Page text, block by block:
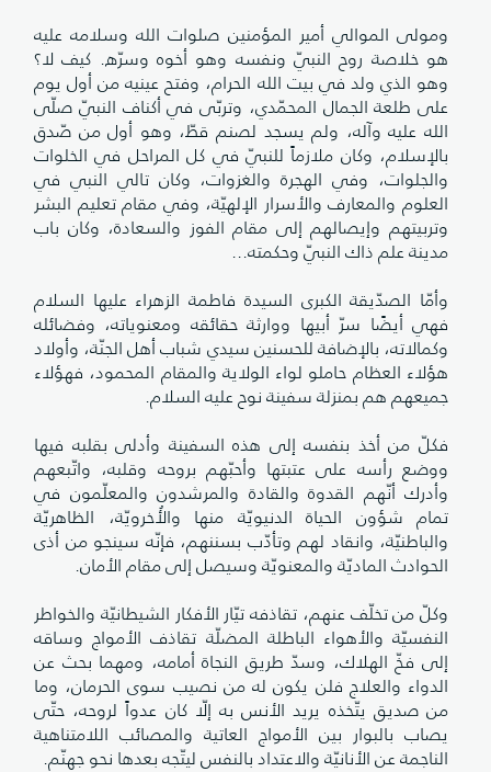
ومولى الموالي أمير المؤمنين صلوات الله وسلامه عليه
هو خلاصة روح النبيّ ونفسه وهو أخوه وسرّه. كيف لا؟
وهو الذي ولد في بيت الله الحرام، وفتح عينيه من أول يوم
على طلعة الجمال المحمّدي، وتربّى في أكناف النبيّ صلّى
الله عليه وآله، ولم يسجد لصنم قطّ، وهو أول من صّدق
بالإسلام، وكان ملازماً للنبيّ في كل المراحل في الخلوات
والجلوات، وفي الهجرة والغزوات، وكان تالي النبي في
العلوم والمعارف والأسرار الإلهيّة، وفي مقام تعليم البشر
وتربيتهم وإيصالهم إلى مقام الفوز والسعادة، وكان باب
مدينة علم ذاك النبيّ وحكمته...
وأمّا الصدّيقة الكبرى السيدة فاطمة الزهراء عليها السلام
فهي أيضًا سرّ أبيها ووارثة حقائقه ومعنوياته، وفضائله
وكمالاته، بالإضافة للحسنين سيدي شباب أهل الجنّة، وأولاد
هؤلاء العظام حاملو لواء الولاية والمقام المحمود، فهؤلاء
جميعهم هم بمنزلة سفينة نوح عليه السلام.
فكلّ من أخذ بنفسه إلى هذه السفينة وأدلى بقلبه فيها
ووضع رأسه على عتبتها وأحبّهم بروحه وقلبه، واتّبعهم
وأدرك أنّهم القدوة والقادة والمرشدون والمعلّمون في
تمام شؤون الحياة الدنيويّة منها والأُخرويّة، الظاهريّة
والباطنيّة، وانقاد لهم وتأدّب بسننهم، فإنّه سينجو من أذى
الحوادث الماديّة والمعنويّة وسيصل إلى مقام الأمان.
وكلّ من تخلّف عنهم، تقاذفه تيّار الأفكار الشيطانيّة والخواطر
النفسيّة والأهواء الباطلة المضلّة تقاذف الأمواج وساقه
إلى فخّ الهلاك، وسدّ طريق النجاة أمامه، ومهما بحث عن
الدواء والعلاج فلن يكون له من نصيب سوى الحرمان، وما
من صديق يتّخذه يريد الأنس به إلّا كان عدواً لروحه، حتّى‌
يصاب بالبوار بين الأمواج العاتية والمصائب اللامتناهية
الناجمة عن الأنانيّة والاعتداد بالنفس ليتّجه بعدها نحو جهنّم.